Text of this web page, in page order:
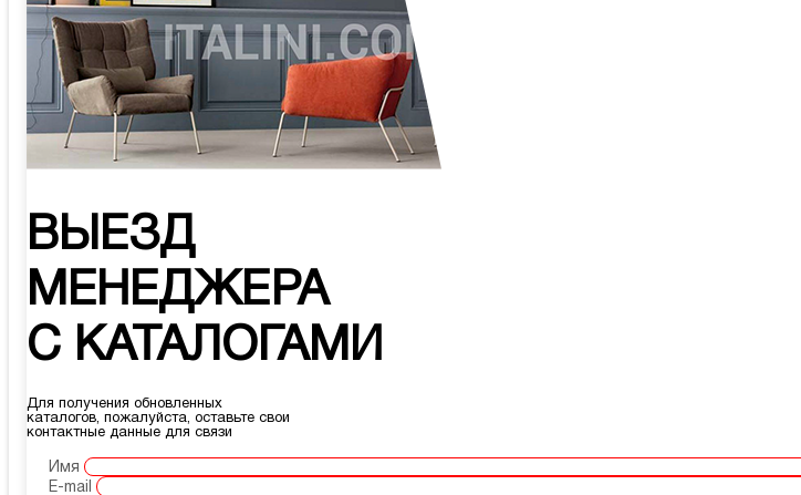
ВЫЕЗД
МЕНЕДЖЕРА
С КАТАЛОГАМИ
Для получения обновленных
каталогов, пожалуйста, оставьте свои
контактные данные для связи
Имя
E-mail